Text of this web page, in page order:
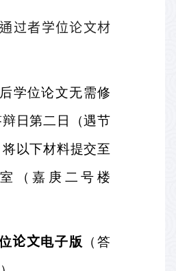
过者学位论文材
学位论文无需修
日第二日（遇节
以下材料提交至
（嘉庚二号楼
论文电子版
（答